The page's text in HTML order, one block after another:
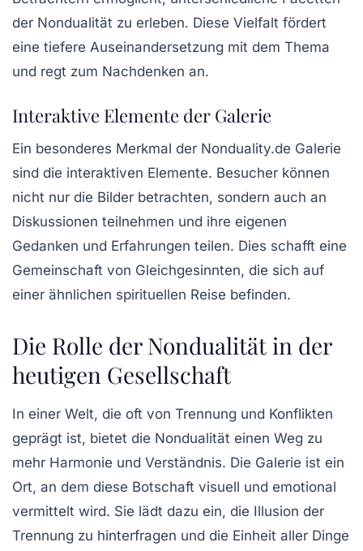
der Nondualität zu erleben. Diese Vielfalt fördert
eine tiefere Auseinandersetzung mit dem Thema
und regt zum Nachdenken an.
Interaktive Elemente der Galerie
Ein besonderes Merkmal der Nonduality.de Galerie
sind die interaktiven Elemente. Besucher können
nicht nur die Bilder betrachten, sondern auch an
Diskussionen teilnehmen und ihre eigenen
Gedanken und Erfahrungen teilen. Dies schafft eine
Gemeinschaft von Gleichgesinnten, die sich auf
einer ähnlichen spirituellen Reise befinden.
Die Rolle der Nondualität in der
heutigen Gesellschaft
In einer Welt, die oft von Trennung und Konflikten
geprägt ist, bietet die Nondualität einen Weg zu
mehr Harmonie und Verständnis. Die Galerie ist ein
Ort, an dem diese Botschaft visuell und emotional
vermittelt wird. Sie lädt dazu ein, die Illusion der
Trennung zu hinterfragen und die Einheit aller Dinge